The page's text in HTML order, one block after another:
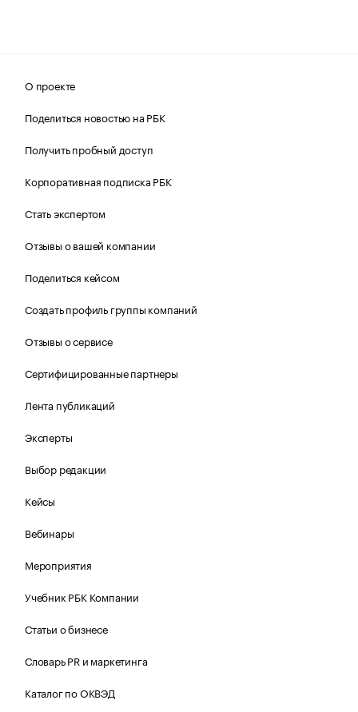
О проекте
Поделиться новостью на РБК
Получить пробный доступ
Корпоративная подписка РБК
Стать экспертом
Отзывы о вашей компании
Поделиться кейсом
Создать профиль группы компаний
Отзывы о сервисе
Сертифицированные партнеры
Лента публикаций
Эксперты
Выбор редакции
Кейсы
Вебинары
Мероприятия
Учебник РБК Компании
Статьи о бизнесе
Словарь PR и маркетинга
Каталог по ОКВЭД